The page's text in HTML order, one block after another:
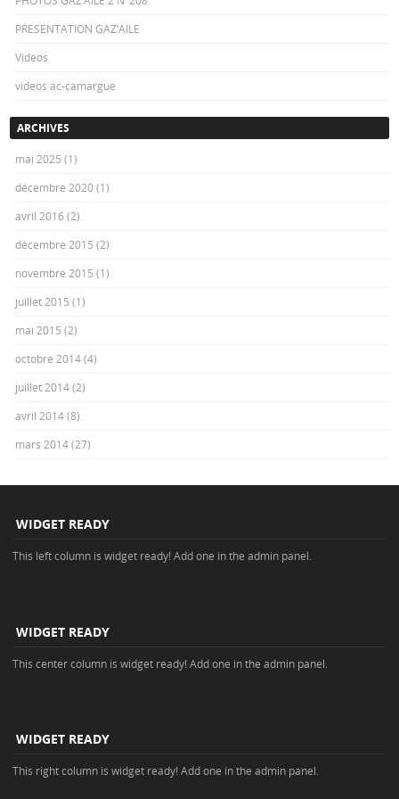
PRESENTATION GAZ’AILE
Videos
videos ac-camargue
ARCHIVES
mai 2025 (1)
décembre 2020(1)
avril 2016 (2)
décembre 2015 (2)
novembre 2015 (1)
juillet 2015 (1)
mai 2015 (2)
octobre 2014(4)
juillet 2014(2)
avril 2014(8)
mars 2014(27)
WIDGET READY
This left column is widget ready! Add one in the admin panel.
WIDGET READY
This center column is widget ready! Add one in the admin panel.
WIDGET READY
This right column is widget ready! Add one in the admin panel.